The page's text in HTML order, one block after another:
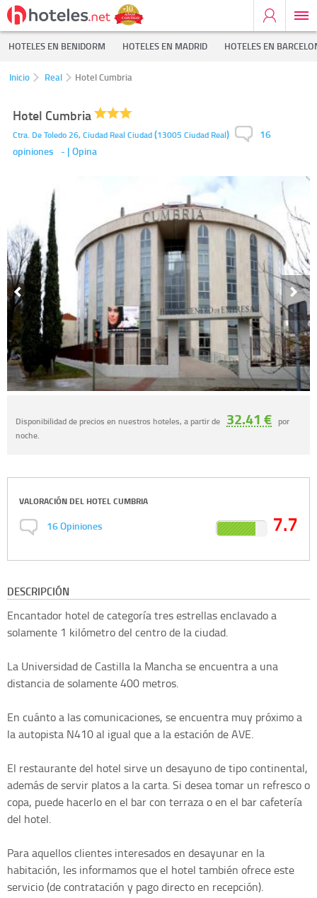
HOTELES EN BENIDORM HOTELES EN MADRID HOTELES EN
Inicio Real Hotel Cumbria
Hotel Cumbria
Ctra. De Toledo 26,Ciudad Real Ciudad(13005 Ciudad Real)
16
opiniones - | Opina
Disponibilidad de precios en nuestros hoteles, a partir de 32.41 € por
noche.
VALORACIÓN DEL HOTEL CUMBRIA
16Opiniones 7.7
DESCRIPCIÓN
Encantador hotel de categoría tres estrellas enclavado a
solamente 1 kilómetro del centro de la ciudad.
La Universidad de Castilla la Mancha se encuentra a una
distancia de solamente 400 metros.
En cuánto a las comunicaciones, se encuentra muy próximo a
la autopista N410 al igual que a la estación de AVE.
El restaurante del hotel sirve un desayuno de tipo continental,
además de servir platos a la carta. Si desea tomar un refresco o
copa, puede hacerlo en el bar con terraza o en el bar cafetería
del hotel.
Para aquellos clientes interesados en desayunar en la
habitación, les informamos que el hotel también ofrece este
servicio (de contratación y pago directo en recepción).